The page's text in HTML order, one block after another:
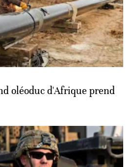
oléoduc d'Afrique prend